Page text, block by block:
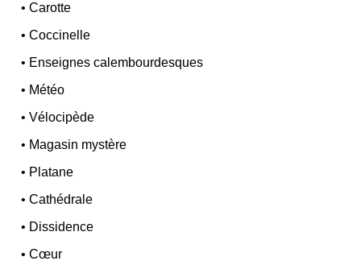
•Carotte
•Coccinelle
• Enseignes calembourdesques
• Météo
•Vélocipède
• Magasin mystère
• Platane
•Cathédrale
• Dissidence
•Cœur